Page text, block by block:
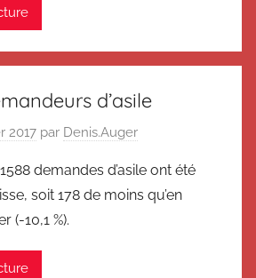
d’asile
2017 par Denis.Auger
demandes d’asile ont été
soit 178 de moins qu’en
(-10,1 %).